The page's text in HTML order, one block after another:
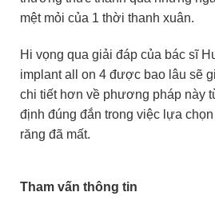
mệt mỏi của 1 thời thanh xuân.
Hi vọng qua giải đáp của bác sĩ
implant all on 4 được bao lâu sẽ
chi tiết hơn về phương pháp này
định đúng đắn trong việc lựa
răng đã mất.
Tham vấn thông tin